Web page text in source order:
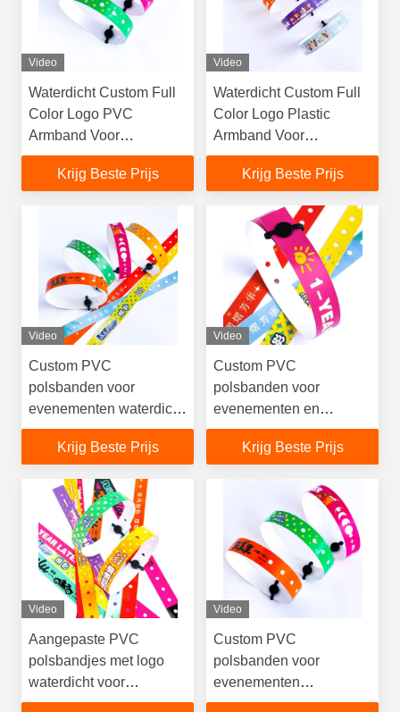
Video
Waterdicht Custom Full
Color Logo PVC
Armband Voor
Evenementen Met
Custom Service
Krijg Beste Prijs
Video
Waterdicht Custom Full
Color Logo Plastic
Armband Voor
Evenementen Custom
ServiceKrijg Beste Prijs
Video
Custom PVC
polsbanden voor
evenementen waterdicht
gepersonaliseerd logo
Krijg Beste Prijs
Video
Custom PVC
polsbanden voor
evenementen en
promoties
Krijg Beste Prijs
Video
Aangepaste PVC
polsbandjes met logo
waterdicht voor
evenementen
Video
Custom PVC
polsbanden voor
evenementen
waterdichte vinyl